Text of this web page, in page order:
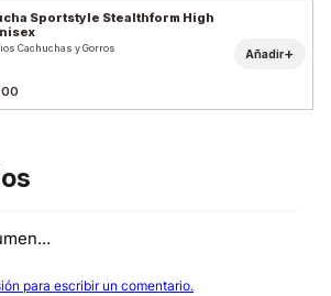
Sportstyle Stealthform High
Cachuchas y Gorros Añadir+
para escribir un comentario.